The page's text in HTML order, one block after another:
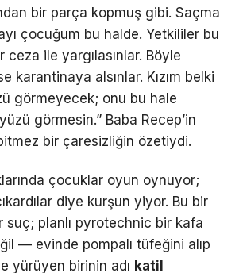
bir parça kopmuş gibi. Saçma
çocuğum bu halde. Yetkililer bu
ceza ile yargılasınlar. Böyle
karantinaya alsınlar. Kızım belki
görmeyecek; onu bu hale
görmesin.” Baba Recep’in
bir çaresizliğin özetiydi.
çocuklar oyun oynuyor;
diye kurşun yiyor. Bu bir
suç; planlı pyrotechnic bir kafa
— evinde pompalı tüfeğini alıp
yürüyen birinin adı katil